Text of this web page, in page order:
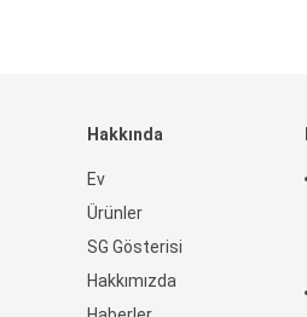
Hakkında
Ev
Ürünler
SG Gösterisi
Hakkımızda